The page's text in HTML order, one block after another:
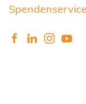
Spendenservice